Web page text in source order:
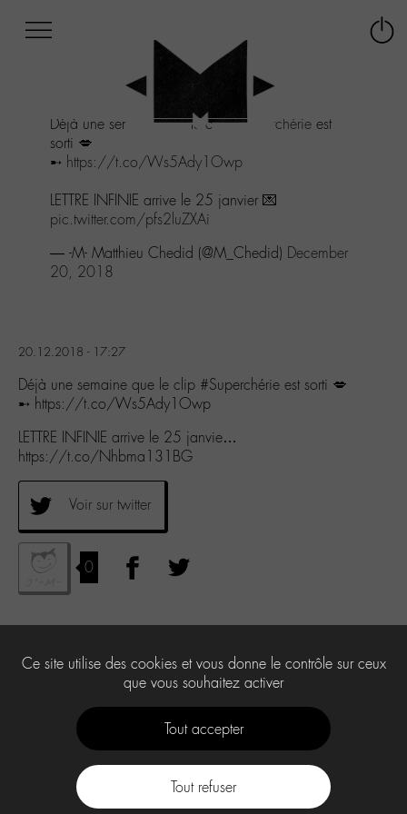
menu
Aller
contenu
Aller
recherche
Déjà une semaine que le clip#Superchérie est
sorti 💋
➸ https://t.co/Ws5Ady1Owp
LETTRE INFINIE arrive le 25 janvier 💌
pic.twitter.com/pfs2luZXAi
— -M- Matthieu Chedid (@M_Chedid) December
20, 2018
20.12.2018 - 17:27
Déjà une semaine que le clip #Superchérie est sorti 💋
➸ https://t.co/Ws5Ady1Owp
LETTRE INFINIE arrive le 25 janvie…
https://t.co/Nhbma131BG
Voir sur twitter
0
Ce site utilise des cookies et vous donne le contrôle sur ceux
que vous souhaitez activer
Tout accepter
Tout refuser